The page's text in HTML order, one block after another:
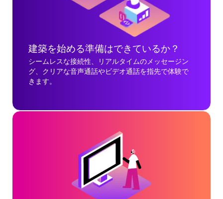
建築を始める準備はできているか？
シームレスな接続性、リアルタイムのメッセージン
グ、クリアな音声通話やビデオ通話を指先で体験で
きます。